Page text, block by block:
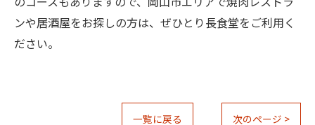
ンや居酒屋をお探しの方は、ぜひとり長食堂をご利用く
ださい。
一覧に戻る 次のページ >